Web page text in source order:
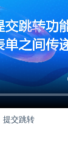
提交跳转